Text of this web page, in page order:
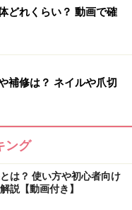
したほうがいいです
がほつれていたら、
す。発見した時のバ
面倒くさがりのズボ
女性の休日をチェッ
どれくらい？ 動画で確
補修は？ ネイルや爪切
ング
は？ 使い方や初心者向け
説【動画付き】